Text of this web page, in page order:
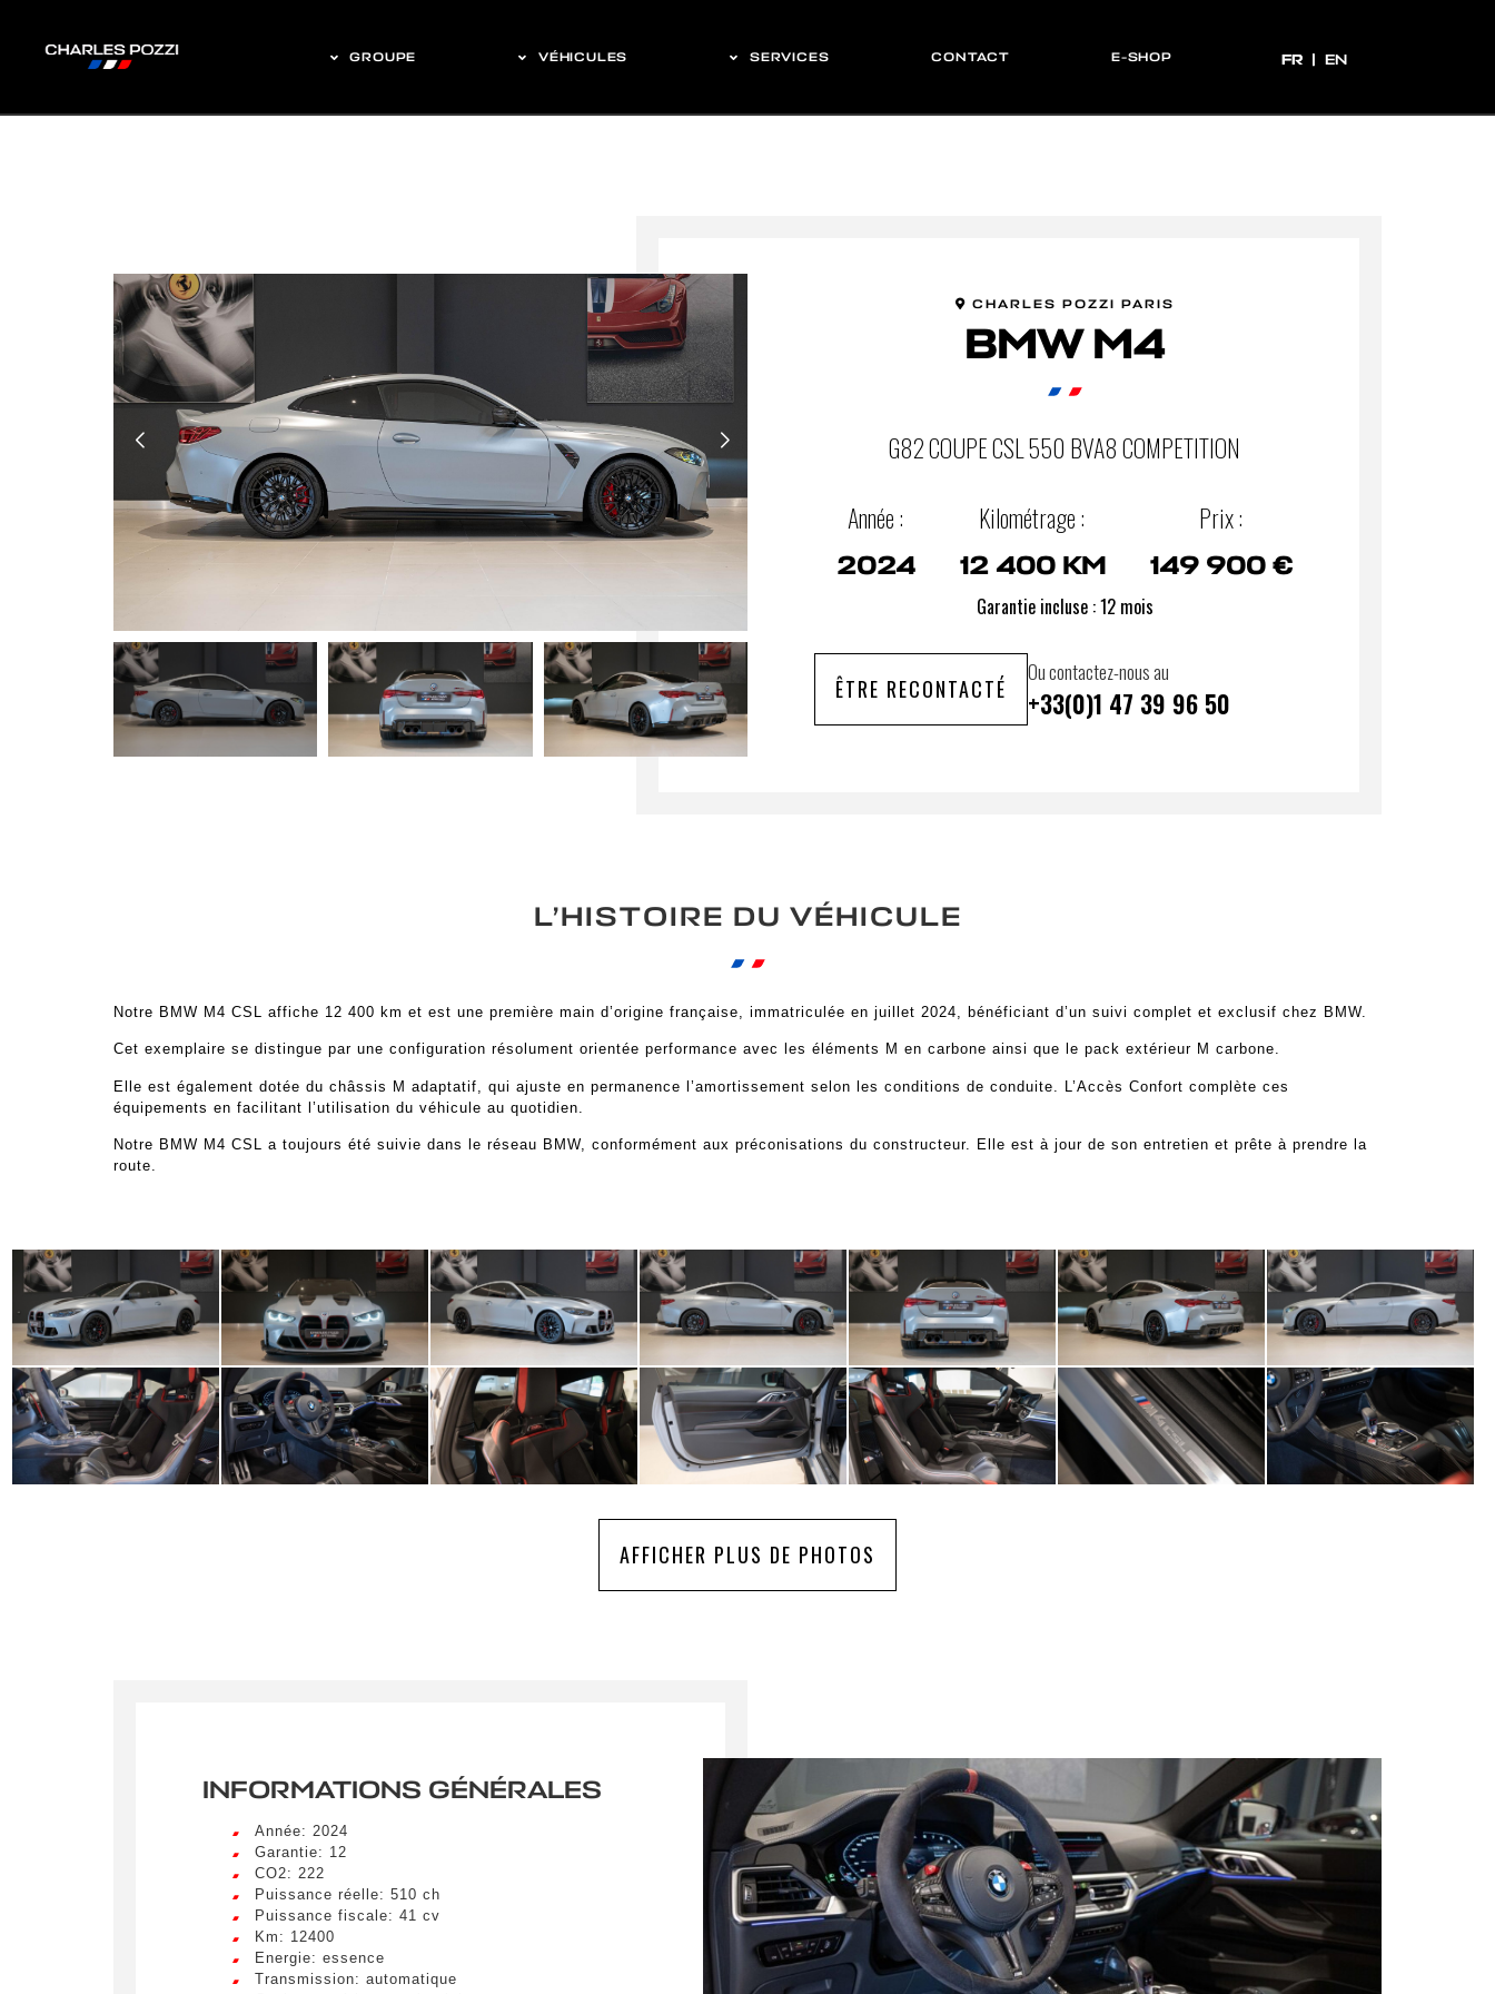
GROUPE VÉHICULES SERVICES CONTACT E-SHOP FR
FR EN
CHARLES POZZI PARIS
BMW M4
G82 COUPE CSL 550 BVA8 COMPETITION
Année :
2024
Kilométrage :
12 400 KM
Prix :
149 900 €
Garantie incluse : 12 mois
ÊTRE RECONTACTÉ
Ou contactez-nous au
+33(0)1 47 39 96 50
L’HISTOIRE DU VÉHICULE
Notre BMW M4 CSL affiche 12 400 km et est une première main d’origine française, immatriculée en juillet 2024, bénéficiant d’un suivi complet et exclusif chez BMW.
Cet exemplaire se distingue par une configuration résolument orientée performance avec les éléments M en carbone ainsi que le pack extérieur M carbone.
Elle est également dotée du châssis M adaptatif, qui ajuste en permanence l’amortissement selon les conditions de conduite. L’Accès Confort complète ces
équipements en facilitant l’utilisation du véhicule au quotidien.
Notre BMW M4 CSL a toujours été suivie dans le réseau BMW, conformément aux préconisations du constructeur. Elle est à jour de son entretien et prête à prendre la
route.
AFFICHER PLUS DE PHOTOS
INFORMATIONS GÉNÉRALES
Année: 2024
Garantie: 12
CO2: 222
Puissance réelle: 510 ch
Puissance fiscale: 41 cv
Km: 12400
Energie: essence
Transmission: automatique